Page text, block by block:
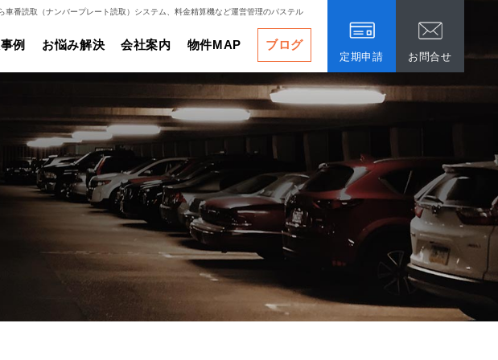
番読取（ナンバープレート読取）システム、料金精算機など運営管理のパステル
例 お悩み解決 会社案内 物件MAP ブログ
定期申請 お問合せ